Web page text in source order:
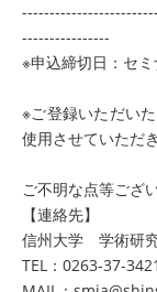
----------------
※申込締切日：セミ
※ご登録いただい
使用させていただ
ご不明な点等ござ
【連絡先】
信州大学 学術研
TEL：0263-37-